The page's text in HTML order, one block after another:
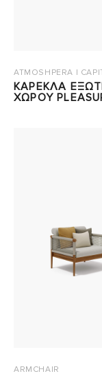
ATMOSHPERA |
ΚΑΡΕΚΛΑ
ΧΩΡΟΥ
ARMCHAIR